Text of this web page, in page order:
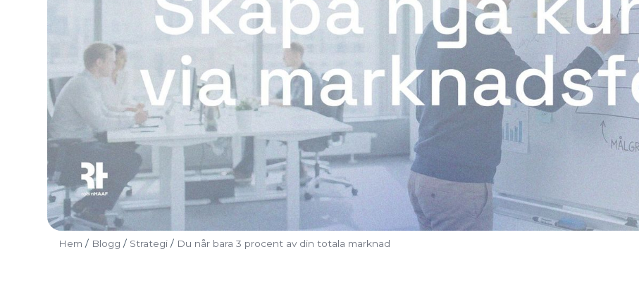
Hem / Blogg / Strategi / Du når bara 3 procent av din totala marknad